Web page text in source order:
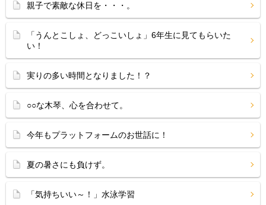
親子で素敵な休日を・・・。
「うんとこしょ、どっこいしょ」6年生に見てもらいた
い！
実りの多い時間となりました！？
○○な木琴、心を合わせて。
今年もプラットフォームのお世話に！
夏の暑さにも負けず。
「気持ちいい～！」水泳学習